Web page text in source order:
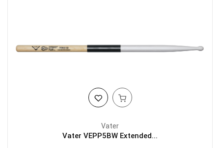
Vater
Vater VEPP5BW Extended...